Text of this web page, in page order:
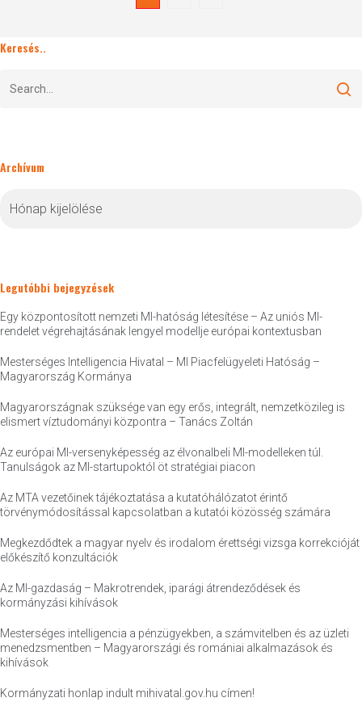
Keresés..
Archívum
Legutóbbi bejegyzések
Egy központosított nemzeti MI-hatóság létesítése – Az uniós MI-
rendelet végrehajtásának lengyel modellje európai kontextusban
Mesterséges Intelligencia Hivatal – MI Piacfelügyeleti Hatóság –
Magyarország Kormánya
Magyarországnak szüksége van egy erős, integrált, nemzetközileg is
elismert víztudományi központra – Tanács Zoltán
Az európai MI-versenyképesség az élvonalbeli MI-modelleken túl.
Tanulságok az MI-startupoktól öt stratégiai piacon
Az MTA vezetőinek tájékoztatása a kutatóhálózatot érintő
törvénymódosítással kapcsolatban a kutatói közösség számára
Megkezdődtek a magyar nyelv és irodalom érettségi vizsga korrekcióját
előkészítő konzultációk
Az MI-gazdaság – Makrotrendek, iparági átrendeződések és
kormányzási kihívások
Mesterséges intelligencia a pénzügyekben, a számvitelben és az üzleti
menedzsmentben – Magyarországi és romániai alkalmazások és
kihívások
Kormányzati honlap indult mihivatal.gov.hu címen!